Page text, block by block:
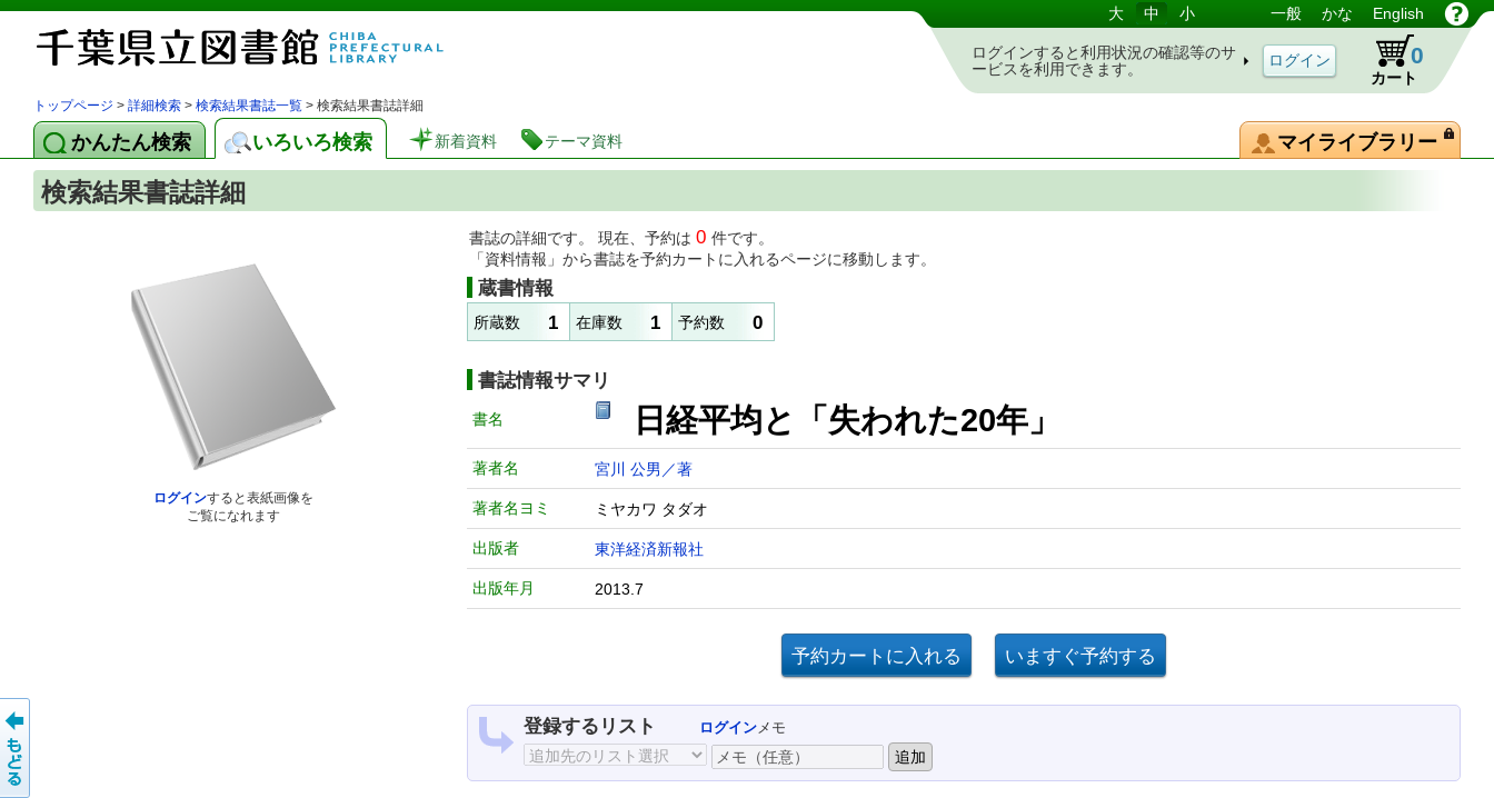
図書館 蔵書検索・予約システム 大 中 小 一般 かな English
ログインすると利用状況の確認等のサ
ービスを利用できます。
カート
0
トップページ > 詳細検索 > 検索結果書誌一覧 > 検索結果書誌詳細
かんたん検索 いろいろ検索 新着資料 テーマ資料 マイライブラリー
検索結果書誌詳細
ログインすると表紙画像を
ご覧になれます
書誌の詳細です。 現在、予約は 0 件です。
「資料情報」から書誌を予約カートに入れるページに移動します。
蔵書情報
所蔵数 1 在庫数 1 予約数 0
書誌情報サマリ
書名 日経平均と「失われた20年」
著者名 宮川 公男／著
著者名ヨミ ミヤカワ タダオ
出版者 東洋経済新報社
出版年月 2013.7
登録するリスト ログインメモ